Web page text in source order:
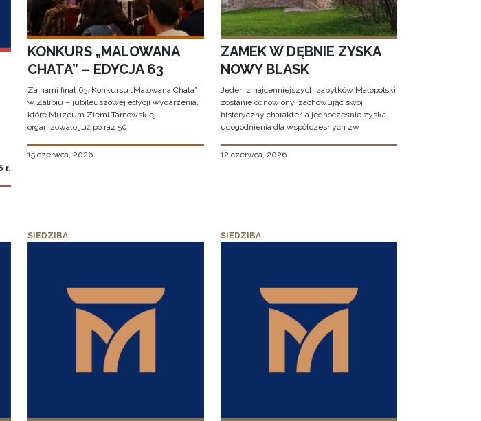
r.
KONKURS „MALOWANA
CHATA” – EDYCJA 63
Za nami finał 63. Konkursu „Malowana Chata”
w Zalipiu – jubileuszowej edycji wydarzenia,
które Muzeum Ziemi Tarnowskiej
organizowało już po raz 50.
15 czerwca, 2026
ZAMEK W DĘBNIE ZYSKA
NOWY BLASK
Jeden z najcenniejszych zabytków Małopolski
zostanie odnowiony, zachowując swój
historyczny charakter, a jednocześnie zyska
udogodnienia dla współczesnych zw
12 czerwca, 2026
SIEDZIBA SIEDZIBA